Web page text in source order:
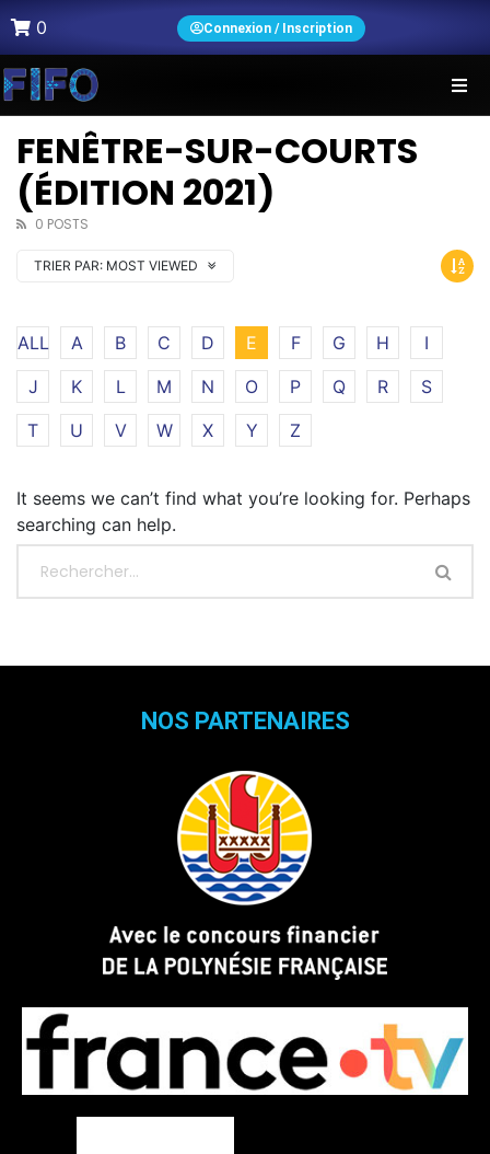
0 Connexion / Inscription
FENÊTRE-SUR-COURTS
(ÉDITION 2021)
0 POSTS
TRIER PAR: MOST VIEWED
ALL A B C D E F G H
I
J
K L M N O P Q R
S
T
U V W X Y Z
It seems we can’t find what you’re looking for. Perhaps
searching can help.
NOS PARTENAIRES